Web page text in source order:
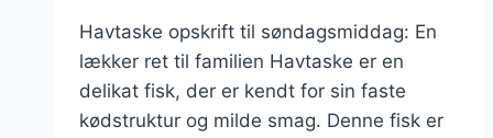
Havtaske opskrift til søndagsmiddag: En
lækker ret til familien Havtaske er en
delikat fisk, der er kendt for sin faste
kødstruktur og milde smag. Denne fisk er